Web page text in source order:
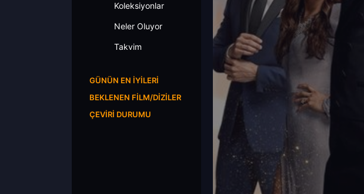
Koleksiyonlar
Neler Oluyor
Takvim
GÜNÜN EN İYILERI
BEKLENEN FILM/DIZILER
ÇEVIRI DURUMU